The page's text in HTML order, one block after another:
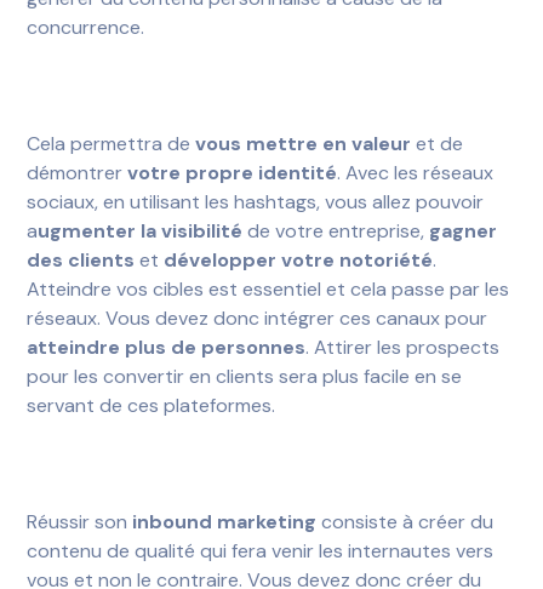
concurrence.
Cela permettra devous mettre en valeur et de
démontrervotre propre identité. Avec les réseaux
sociaux, en utilisant les hashtags, vous allez pouvoir
augmenter la visibilité de votre entreprise, gagner
des clients et développer votre notoriété.
Atteindre vos cibles est essentiel et cela passe par les
réseaux. Vous devez donc intégrer ces canaux pour
atteindre plus de personnes. Attirer les prospects
pour les convertir en clients sera plus facile en se
servant de ces plateformes.
Réussir son inbound marketing consiste à créer du
contenu de qualité qui fera venir les internautes vers
vous et non le contraire. Vous devez donc créer du